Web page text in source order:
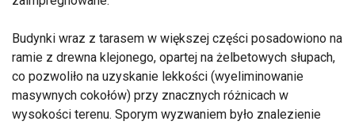
Budynki wraz z tarasem w większej części posadowiono na
ramie z drewna klejonego, opartej na żelbetowych słupach,
co pozwoliło na uzyskanie lekkości (wyeliminowanie
masywnych cokołów) przy znacznych różnicach w
wysokości terenu. Sporym wyzwaniem było znalezienie